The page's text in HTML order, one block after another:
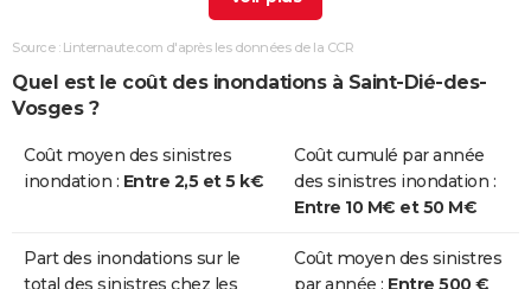
et/ou
Boue
25/12/1999 29/12/1999
et/ou
Coulées de
Inondations
14/02/1990 16/02/1990 3 j Oui
Source : Linternaute.com d'après les données de la CCR
Quel est le coût des inondations à Saint-Dié-des-
Vosges ?
Coût moyen des sinistres
inondation : Entre 2,5 et 5 k€
Coût cumulé par année
des sinistres inondation :
Entre 10 M€ et 50 M€
Part des inondations sur le
total des sinistres chez les
Coût moyen des sinistres
par année : Entre 500 €